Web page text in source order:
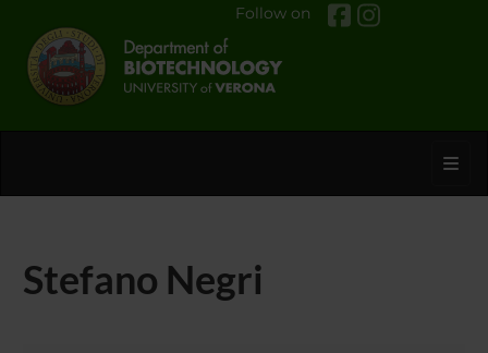
Follow on
Stefano Negri